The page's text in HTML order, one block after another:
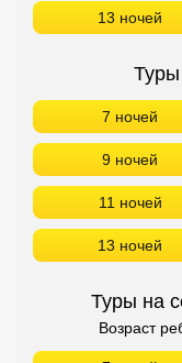
13 ночей
Туры
7 ночей
9 ночей
11 ночей
13 ночей
Туры на
Возраст